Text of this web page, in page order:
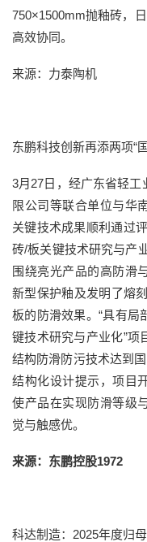
750×1500mm抛釉砖，
高效协同。
来源：力泰陶机
东鹏科技创新再添两项“
3月27日，经广东省轻
限公司等联合单位与华
关键技术成果顺利通过
砖/板关键技术研究与产
围绕亮光产品的高防滑
新型保护釉及发明了熔
板的防滑效果。“具有局
键技术研究与产业化”项
结构防滑防污技术达到
结构化设计提示，项目
使产品在实现防滑等级
觉与触感优。
来源：东鹏控股1972
科达制造：2025年度归